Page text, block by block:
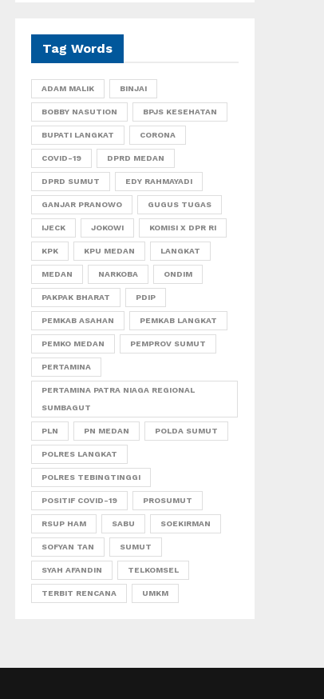
Tag Words
ADAM MALIK BINJAI
BOBBY NASUTION BPJS KESEHATAN
BUPATI LANGKAT CORONA
COVID-19 DPRD MEDAN
DPRD SUMUT EDY RAHMAYADI
GANJAR PRANOWO GUGUS TUGAS
IJECK JOKOWI KOMISI X DPR RI
KPK KPU MEDAN LANGKAT
MEDAN NARKOBA ONDIM
PAKPAK BHARAT PDIP
PEMKAB ASAHAN PEMKAB LANGKAT
PEMKO MEDAN PEMPROV SUMUT
PERTAMINA
PERTAMINA PATRA NIAGA REGIONAL
SUMBAGUT
PLN PN MEDAN POLDA SUMUT
POLRES LANGKAT
POLRES TEBINGTINGGI
POSITIF COVID-19 PROSUMUT
RSUP HAM SABU SOEKIRMAN
SOFYAN TAN SUMUT
SYAH AFANDIN TELKOMSEL
TERBIT RENCANA UMKM